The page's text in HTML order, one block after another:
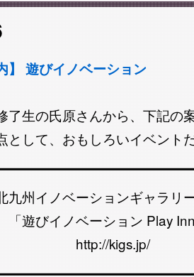
】 遊びイノベーション
了生の氏原さんから、下記の
として、おもしろいイベント
ーションギャラリー
ーション Play
kigs.jp/